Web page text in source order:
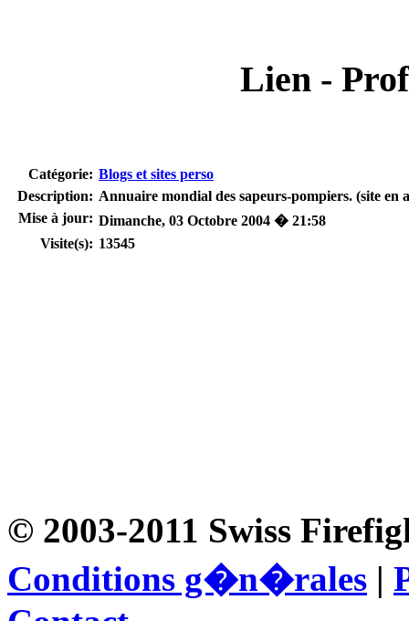
Lien -
Catégorie: Blogs et sites perso
Description: Annuaire mondial des sapeurs-pompiers. (site en
Mise à jour: Dimanche, 03 Octobre 2004 � 21:58
Visite(s): 13545
© 2003-2011 Swiss
Conditions g�n�rales |